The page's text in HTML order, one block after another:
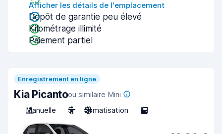
Afficher les détails de l'emplacement
Dépôt de garantie peu élevé
Kilométrage illimité
Paiement partiel
Enregistrement en ligne
Kia Picantoou similaire Mini
Manuelle
5 Climatisation 5